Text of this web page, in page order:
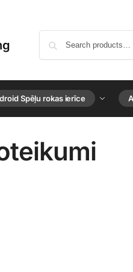
Spēļu rokas ierīce